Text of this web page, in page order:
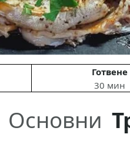
Готвене
30 мин
Основни